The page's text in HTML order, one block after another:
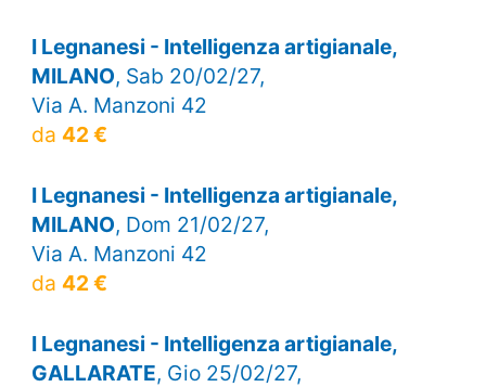
I Legnanesi - Intelligenza artigianale,
MILANO, Sab 20/02/27,
Via A. Manzoni 42
da 42 €
I Legnanesi - Intelligenza artigianale,
MILANO, Dom 21/02/27,
Via A. Manzoni 42
da 42 €
I Legnanesi - Intelligenza artigianale,
GALLARATE, Gio 25/02/27,